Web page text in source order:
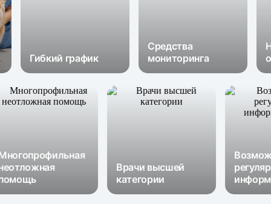
Гибкий график
Средства
мониторинга
Многопрофильная
неотложная
помощь
Врачи высшей
категории